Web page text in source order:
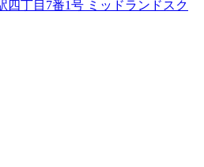
四丁目7番1号 ミッドランドスク